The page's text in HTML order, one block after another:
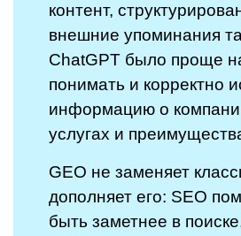
контент,
внешние упоминания
ChatGPT было проще
понимать и корректно
информацию о
услугах и
GEO не заменяет
дополняет его: SEO
быть заметнее в